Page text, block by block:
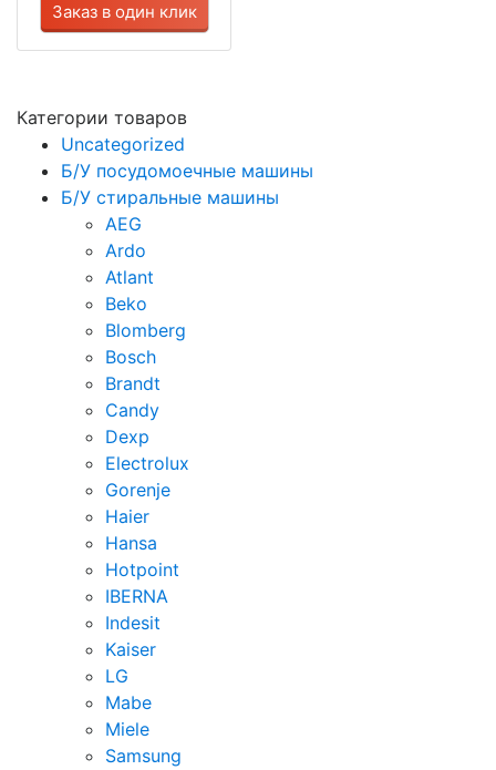
Заказ в один клик
Категории товаров
Uncategorized
Б/У посудомоечные машины
Б/У стиральные машины
AEG
Ardo
Atlant
Beko
Blomberg
Bosch
Brandt
Candy
Dexp
Electrolux
Gorenje
Haier
Hansa
Hotpoint
IBERNA
Indesit
Kaiser
LG
Mabe
Miele
Samsung